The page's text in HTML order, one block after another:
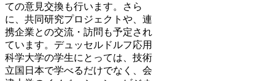
ての意見交換も行います。さら
に、共同研究プロジェクトや、連
携企業との交流・訪問も予定され
ています。デュッセルドルフ応用
科学大学の学生にとっては、技術
立国日本で学べるだけでなく、会